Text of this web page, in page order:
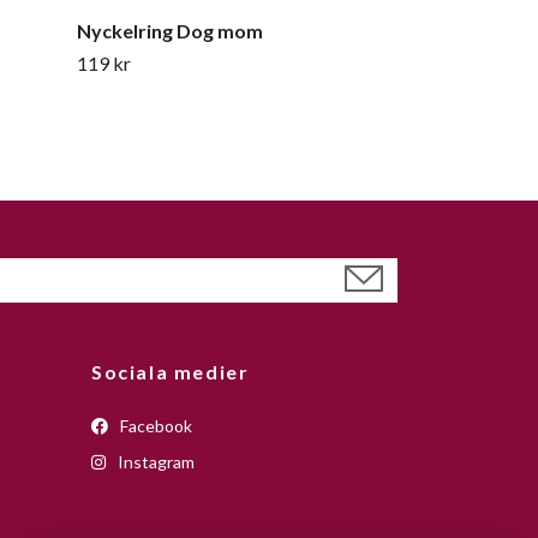
Nyckelring Dog mom
119 kr
Sociala medier
Facebook
Instagram